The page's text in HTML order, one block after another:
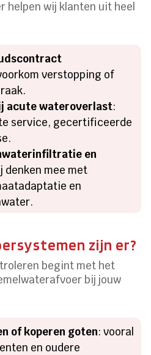
helpen wij klanten uit heel
verstopping of
acute wateroverlast:
service, gecertificeerde
en
denken mee met
en
zijn er?
begint met het
bij jouw
of koperen goten: vooral
en oudere